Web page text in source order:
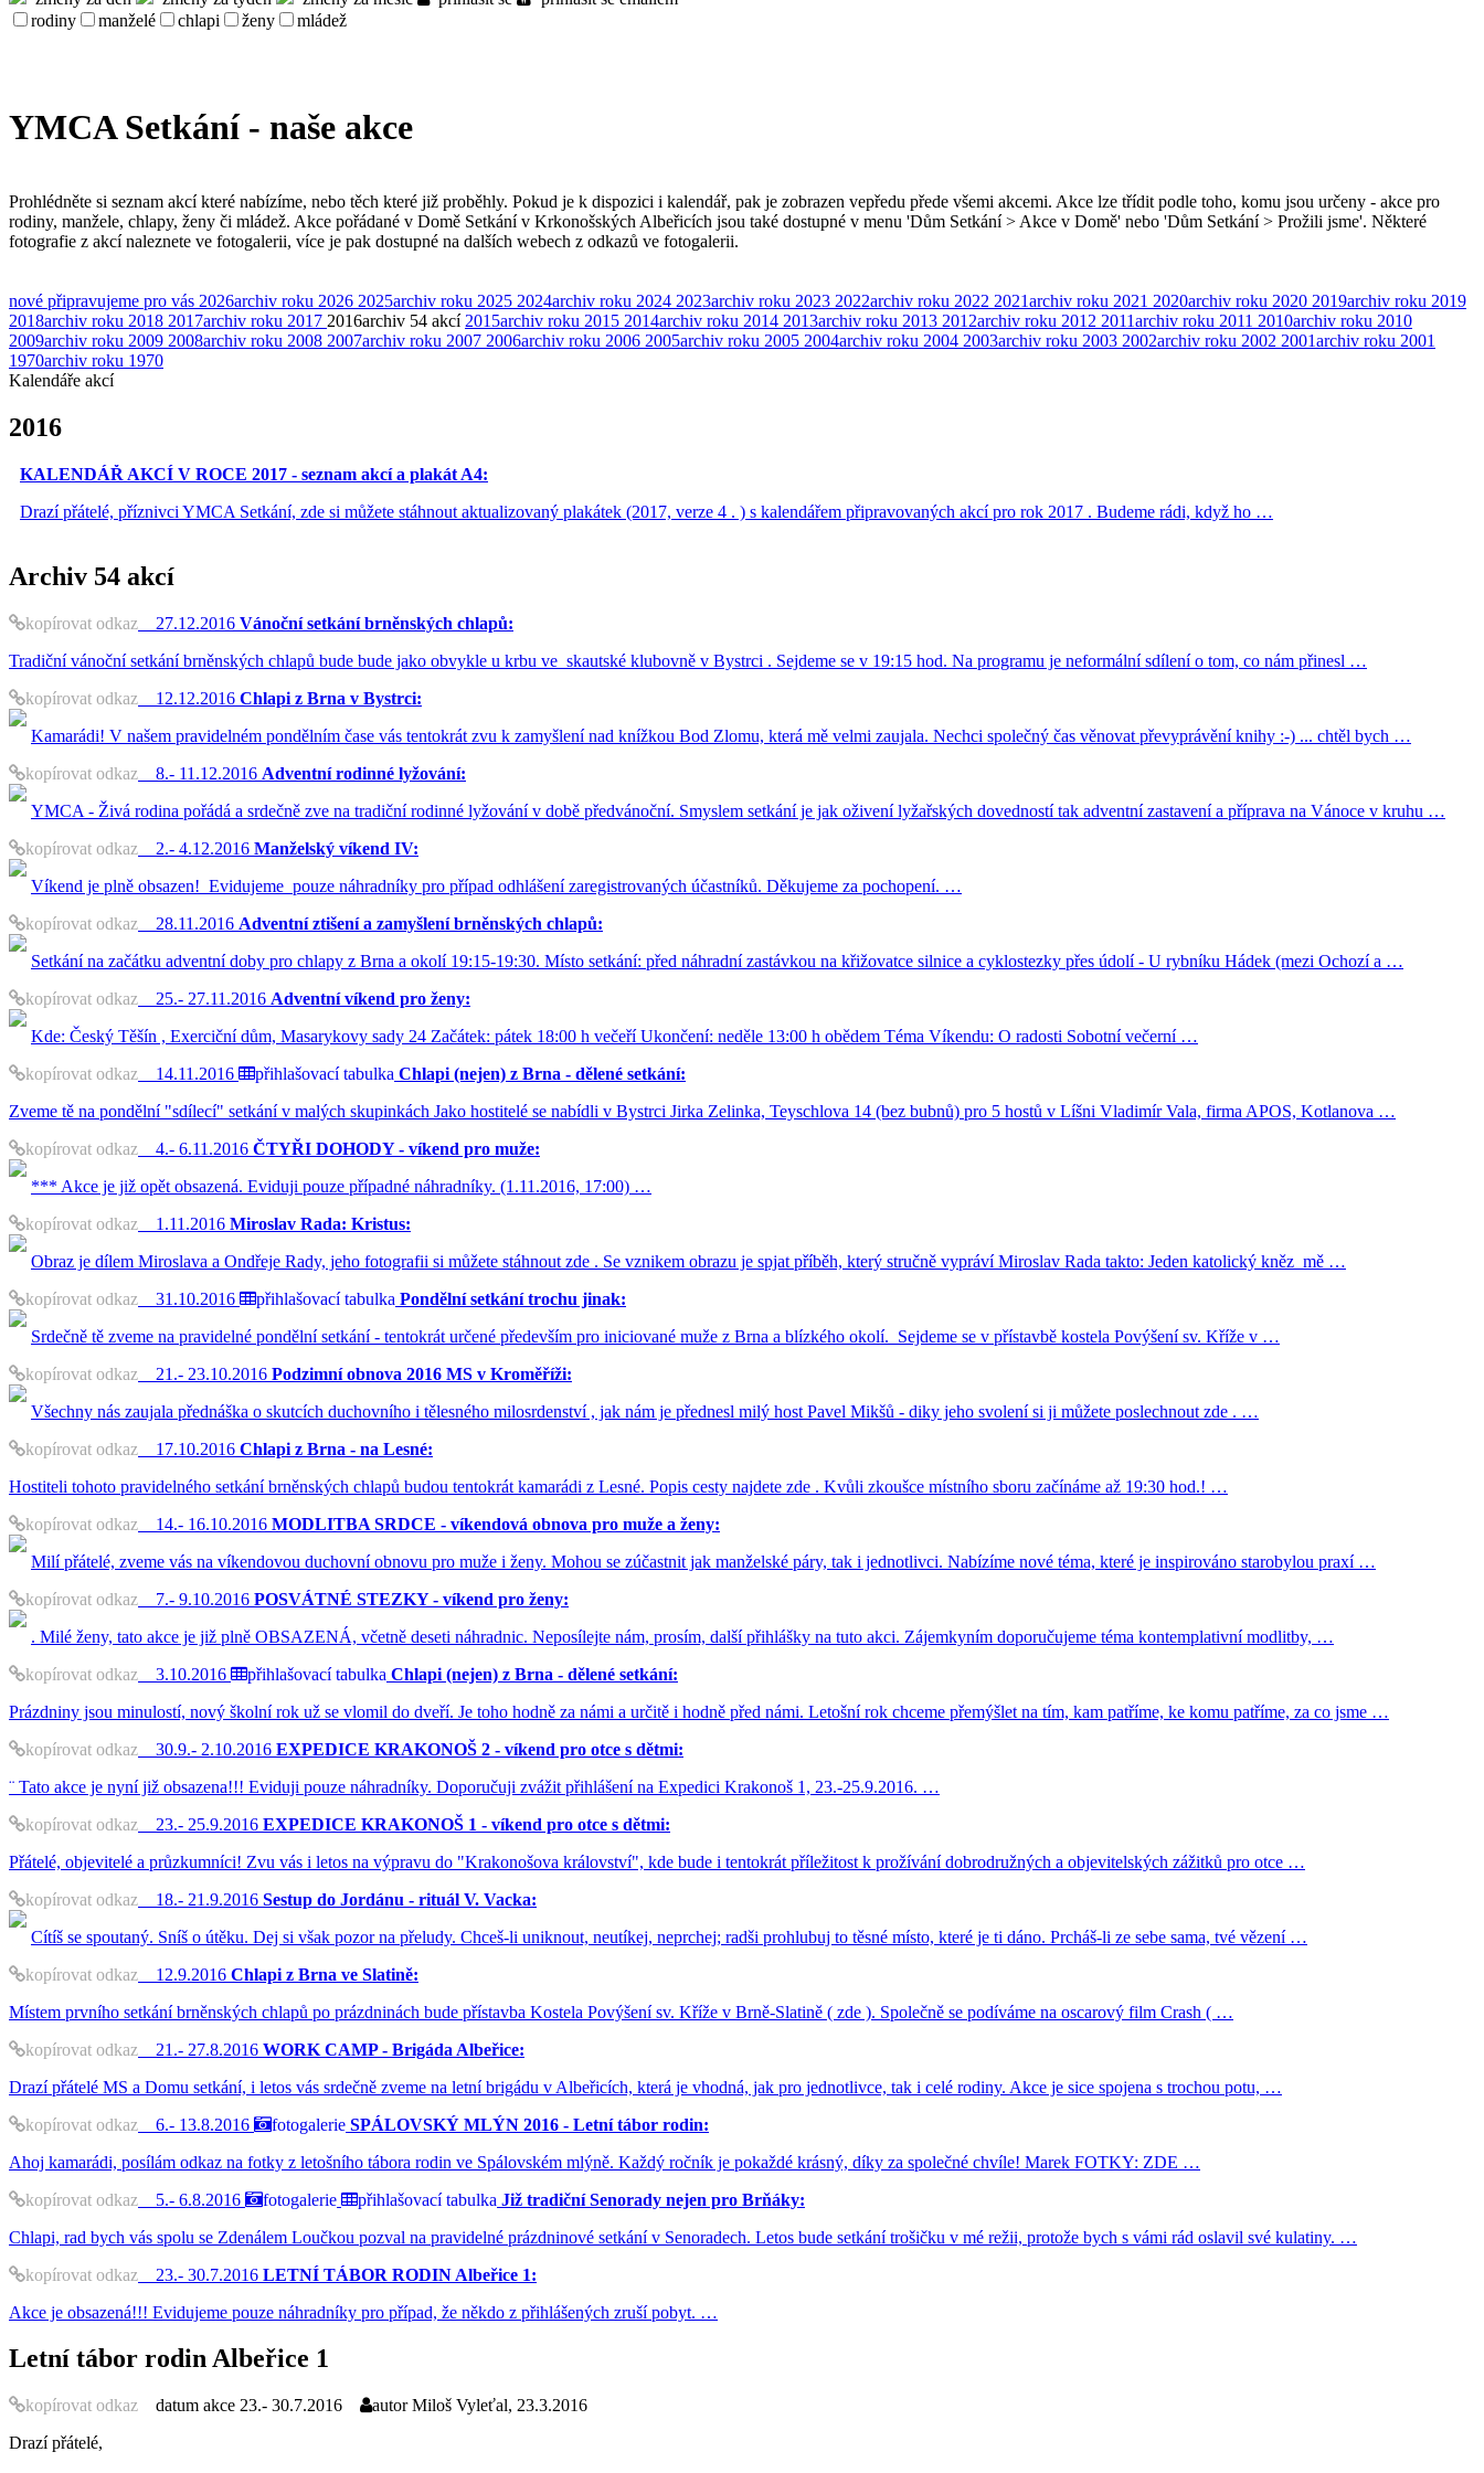
rodiny
manželé chlapi ženy mládež
YMCA Setkání - naše akce
Prohlédněte si seznam akcí které nabízíme, nebo těch které již proběhly. Pokud je k dispozici i kalendář, pak je zobrazen vepředu přede všemi akcemi. Akce lze třídit podle toho, komu jsou určeny - akce pro
rodiny, manžele, chlapy, ženy či mládež. Akce pořádané v Domě Setkání v Krkonošských Albeřicích jsou také dostupné v menu 'Dům Setkání > Akce v Domě' nebo 'Dům Setkání > Prožili jsme'. Některé
fotografie z akcí naleznete ve fotogalerii, více je pak dostupné na dalších webech z odkazů ve fotogalerii.
nové připravujeme pro vás 2026archiv roku 2026 2025archiv roku 2025 2024archiv roku 2024 2023archiv roku 2023 2022archiv roku 2022 2021archiv roku 2021 2020archiv roku 2020 2019archiv roku 2019
2018archiv roku 2018 2017archiv roku 2017 2016archiv 54 akcí 2015archiv roku 2015 2014archiv roku 2014 2013archiv roku 2013 2012archiv roku 2012 2011archiv roku 2011 2010archiv roku 2010
2009archiv roku 2009 2008archiv roku 2008 2007archiv roku 2007 2006archiv roku 2006 2005archiv roku 2005 2004archiv roku 2004 2003archiv roku 2003 2002archiv roku 2002 2001archiv roku 2001
1970archiv roku 1970
Kalendáře akcí
2016
KALENDÁŘ AKCÍ V ROCE 2017 - seznam akcí a plakát A4:
Drazí přátelé, příznivci YMCA Setkání, zde si můžete stáhnout aktualizovaný plakátek (2017, verze 4 . ) s kalendářem připravovaných akcí pro rok 2017 . Budeme rádi, když ho …
Archiv 54 akcí
kopírovat odkaz 27.12.2016 Vánoční setkání brněnských chlapů:
Tradiční vánoční setkání brněnských chlapů bude bude jako obvykle u krbu ve skautské klubovně v Bystrci . Sejdeme se v 19:15 hod. Na programu je neformální sdílení o tom, co nám přinesl …
kopírovat odkaz 12.12.2016 Chlapi z Brna v Bystrci:
Kamarádi! V našem pravidelném pondělním čase vás tentokrát zvu k zamyšlení nad knížkou Bod Zlomu, která mě velmi zaujala. Nechci společný čas věnovat převyprávění knihy :-) ... chtěl bych …
kopírovat odkaz 8.- 11.12.2016 Adventní rodinné lyžování:
YMCA - Živá rodina pořádá a srdečně zve na tradiční rodinné lyžování v době předvánoční. Smyslem setkání je jak oživení lyžařských dovedností tak adventní zastavení a příprava na Vánoce v kruhu …
kopírovat odkaz 2.- 4.12.2016 Manželský víkend IV:
Víkend je plně obsazen! Evidujeme pouze náhradníky pro případ odhlášení zaregistrovaných účastníků. Děkujeme za pochopení. …
kopírovat odkaz 28.11.2016 Adventní ztišení a zamyšlení brněnských chlapů:
Setkání na začátku adventní doby pro chlapy z Brna a okolí 19:15-19:30. Místo setkání: před náhradní zastávkou na křižovatce silnice a cyklostezky přes údolí - U rybníku Hádek (mezi Ochozí a …
kopírovat odkaz 25.- 27.11.2016 Adventní víkend pro ženy:
Kde: Český Těšín , Exerciční dům, Masarykovy sady 24 Začátek: pátek 18:00 h večeří Ukončení: neděle 13:00 h obědem Téma Víkendu: O radosti Sobotní večerní …
kopírovat odkaz 14.11.2016 přihlašovací tabulka Chlapi (nejen) z Brna - dělené setkání:
Zveme tě na pondělní "sdílecí" setkání v malých skupinkách Jako hostitelé se nabídli v Bystrci Jirka Zelinka, Teyschlova 14 (bez bubnů) pro 5 hostů v Líšni Vladimír Vala, firma APOS, Kotlanova …
kopírovat odkaz 4.- 6.11.2016 ČTYŘI DOHODY - víkend pro muže:
*** Akce je již opět obsazená. Eviduji pouze případné náhradníky. (1.11.2016, 17:00) …
kopírovat odkaz 1.11.2016 Miroslav Rada: Kristus:
Obraz je dílem Miroslava a Ondřeje Rady, jeho fotografii si můžete stáhnout zde . Se vznikem obrazu je spjat příběh, který stručně vypráví Miroslav Rada takto: Jeden katolický kněz mě …
kopírovat odkaz 31.10.2016 přihlašovací tabulka Pondělní setkání trochu jinak:
Srdečně tě zveme na pravidelné pondělní setkání - tentokrát určené především pro iniciované muže z Brna a blízkého okolí. Sejdeme se v přístavbě kostela Povýšení sv. Kříže v …
kopírovat odkaz 21.- 23.10.2016 Podzimní obnova 2016 MS v Kroměříži:
Všechny nás zaujala přednáška o skutcích duchovního i tělesného milosrdenství , jak nám je přednesl milý host Pavel Mikšů - diky jeho svolení si ji můžete poslechnout zde . …
kopírovat odkaz 17.10.2016 Chlapi z Brna - na Lesné:
Hostiteli tohoto pravidelného setkání brněnských chlapů budou tentokrát kamarádi z Lesné. Popis cesty najdete zde . Kvůli zkoušce místního sboru začínáme až 19:30 hod.! …
kopírovat odkaz 14.- 16.10.2016 MODLITBA SRDCE - víkendová obnova pro muže a ženy:
Milí přátelé, zveme vás na víkendovou duchovní obnovu pro muže i ženy. Mohou se zúčastnit jak manželské páry, tak i jednotlivci. Nabízíme nové téma, které je inspirováno starobylou praxí …
kopírovat odkaz 7.- 9.10.2016 POSVÁTNÉ STEZKY - víkend pro ženy:
. Milé ženy, tato akce je již plně OBSAZENÁ, včetně deseti náhradnic. Neposílejte nám, prosím, další přihlášky na tuto akci. Zájemkyním doporučujeme téma kontemplativní modlitby, …
kopírovat odkaz 3.10.2016 přihlašovací tabulka Chlapi (nejen) z Brna - dělené setkání:
Prázdniny jsou minulostí, nový školní rok už se vlomil do dveří. Je toho hodně za námi a určitě i hodně před námi. Letošní rok chceme přemýšlet na tím, kam patříme, ke komu patříme, za co jsme …
kopírovat odkaz 30.9.- 2.10.2016 EXPEDICE KRAKONOŠ 2 - víkend pro otce s dětmi:
¨ Tato akce je nyní již obsazena!!! Eviduji pouze náhradníky. Doporučuji zvážit přihlášení na Expedici Krakonoš 1, 23.-25.9.2016. …
kopírovat odkaz 23.- 25.9.2016 EXPEDICE KRAKONOŠ 1 - víkend pro otce s dětmi:
Přátelé, objevitelé a průzkumníci! Zvu vás i letos na výpravu do "Krakonošova království", kde bude i tentokrát příležitost k prožívání dobrodružných a objevitelských zážitků pro otce …
kopírovat odkaz 18.- 21.9.2016 Sestup do Jordánu - rituál V. Vacka:
Cítíš se spoutaný. Sníš o útěku. Dej si však pozor na přeludy. Chceš-li uniknout, neutíkej, neprchej; radši prohlubuj to těsné místo, které je ti dáno. Prcháš-li ze sebe sama, tvé vězení …
kopírovat odkaz 12.9.2016 Chlapi z Brna ve Slatině:
Místem prvního setkání brněnských chlapů po prázdninách bude přístavba Kostela Povýšení sv. Kříže v Brně-Slatině ( zde ). Společně se podíváme na oscarový film Crash ( …
kopírovat odkaz 21.- 27.8.2016 WORK CAMP - Brigáda Albeřice:
Drazí přátelé MS a Domu setkání, i letos vás srdečně zveme na letní brigádu v Albeřicích, která je vhodná, jak pro jednotlivce, tak i celé rodiny. Akce je sice spojena s trochou potu, …
kopírovat odkaz 6.- 13.8.2016 fotogalerie SPÁLOVSKÝ MLÝN 2016 - Letní tábor rodin:
Ahoj kamarádi, posílám odkaz na fotky z letošního tábora rodin ve Spálovském mlýně. Každý ročník je pokaždé krásný, díky za společné chvíle! Marek FOTKY: ZDE …
kopírovat odkaz 5.- 6.8.2016 fotogalerie přihlašovací tabulka Již tradiční Senorady nejen pro Brňáky:
Chlapi, rad bych vás spolu se Zdenálem Loučkou pozval na pravidelné prázdninové setkání v Senoradech. Letos bude setkání trošičku v mé režii, protože bych s vámi rád oslavil své kulatiny. …
kopírovat odkaz 23.- 30.7.2016 LETNÍ TÁBOR RODIN Albeřice 1:
Akce je obsazená!!! Evidujeme pouze náhradníky pro případ, že někdo z přihlášených zruší pobyt. …
Letní tábor rodin Albeřice 1
kopírovat odkaz datum akce 23.- 30.7.2016 autorMiloš Vyleťal, 23.3.2016
Drazí přátelé,